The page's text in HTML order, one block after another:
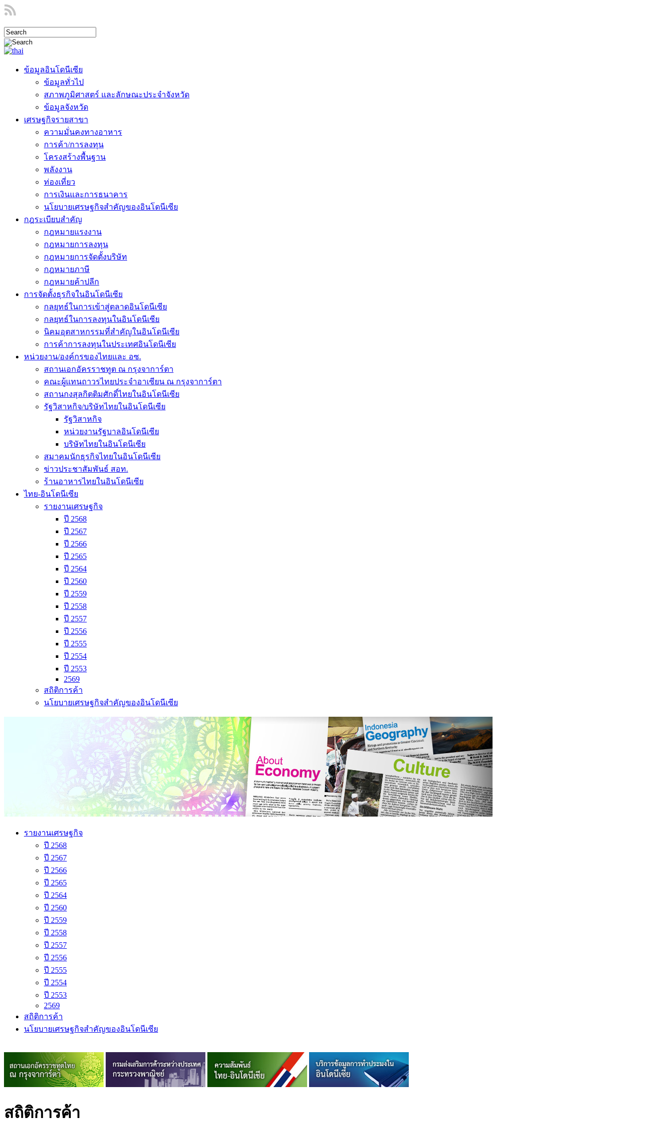
ข้อมูลอินโดนีเซีย
ข้อมูลทั่วไป
สภาพภูมิศาสตร์ และลักษณะประจำจังหวัด
ข้อมูลจังหวัด
เศรษฐกิจรายสาขา
ความมั่นคงทางอาหาร
การค้า/การลงทุน
โครงสร้างพื้นฐาน
พลังงาน
ท่องเที่ยว
การเงินและการธนาคาร
นโยบายเศรษฐกิจสำคัญของอินโดนีเซีย
กฎระเบียบสำคัญ
กฎหมายแรงงาน
กฎหมายการลงทุน
กฎหมายการจัดตั้งบริษัท
กฎหมายภาษี
กฎหมายค้าปลีก
การจัดตั้งธุรกิจในอินโดนีเซีย
กลยุทธ์ในการเข้าสู่ตลาดอินโดนีเซีย
กลยุทธ์ในการลงทุนในอินโดนีเซีย
นิคมอุตสาหกรรมที่สำคัญในอินโดนีเซีย
การค้าการลงทุนในประเทศอินโดนีเซีย
หน่วยงาน/องค์กรของไทยและ อซ.
สถานเอกอัครราชทูต ณ กรุงจาการ์ตา
คณะผู้แทนถาวรไทยประจำอาเซียน ณ กรุงจาการ์ตา
สถานกงสุลกิตติมศักดิ์ไทยในอินโดนีเซีย
รัฐวิสาหกิจ/บริษัทไทยในอินโดนีเซีย
รัฐวิสาหกิจ
หน่วยงานรัฐบาลอินโดนีเซีย
บริษัทไทยในอินโดนีเซีย
สมาคมนักธุรกิจไทยในอินโดนีเซีย
ข่าวประชาสัมพันธ์ สอท.
ร้านอาหารไทยในอินโดนีเซีย
ไทย-อินโดนีเซีย
รายงานเศรษฐกิจ
ปี 2568
ปี 2567
ปี 2566
ปี 2565
ปี 2564
ปี 2560
ปี 2559
ปี 2558
ปี 2557
ปี 2556
ปี 2555
ปี 2554
ปี 2553
2569
สถิติการค้า
นโยบายเศรษฐกิจสำคัญของอินโดนีเซีย
รายงานเศรษฐกิจ
ปี 2568
ปี 2567
ปี 2566
ปี 2565
ปี 2564
ปี 2560
ปี 2559
ปี 2558
ปี 2557
ปี 2556
ปี 2555
ปี 2554
ปี 2553
2569
สถิติการค้า
นโยบายเศรษฐกิจสำคัญของอินโดนีเซีย
สถิติการค้า